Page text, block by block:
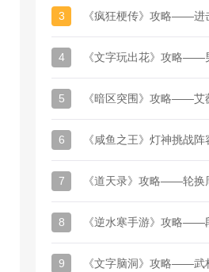
3 《疯狂梗传》攻略——进
4
5
6
7
8 《逆水寒手游》攻略——
9